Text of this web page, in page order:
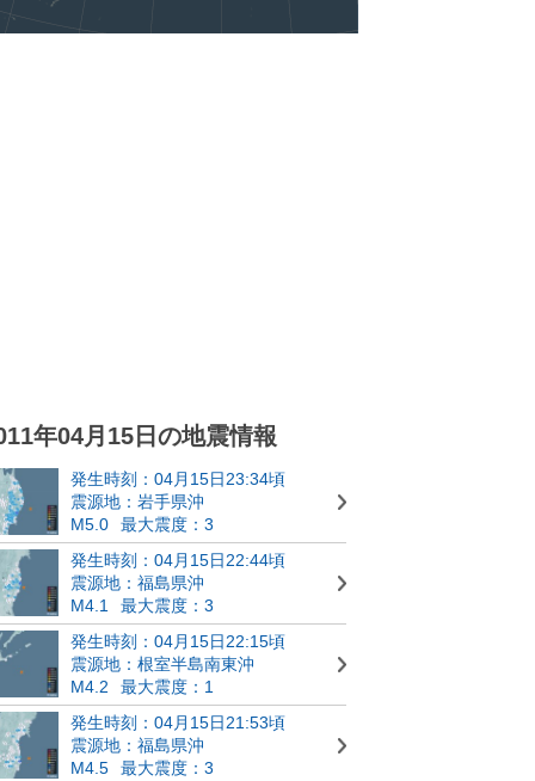
年04月15日の地震情報
発生時刻：04月15日23:34頃
震源地：岩手県沖
M5.0
最大震度：3
発生時刻：04月15日22:44頃
震源地：福島県沖
M4.1
最大震度：3
発生時刻：04月15日22:15頃
震源地：根室半島南東沖
M4.2
最大震度：1
発生時刻：04月15日21:53頃
震源地：福島県沖
M4.5
最大震度：3